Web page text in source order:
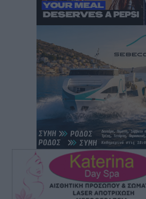
Κλεάνθης: Δουλειές μετά
ατομικό για δύο
Φοίβος: Εν αναμονή του Νίκου
Αθλητικά• πριν 1 ώρα
Ιάλυσος Β’: Νωρίς νωρίς μπήκαν
πριν 1 ώρα
Εθνικός Αρχίπολης: Μεγάλο βήμα
Ακαδημίας
Αθλητικά πριν 1 ώρα